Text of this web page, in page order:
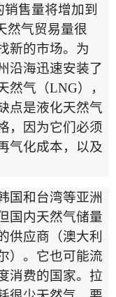
售量将增加到
然气贸易量很
新的市场。为
沿海迅速安装了
然气（LNG），
点是液化天然气
，因为它们必须
气化成本，以及
国和台湾等亚洲
国内天然气储量
供应商（澳大利
）。它也可能流
消费的国家。拉